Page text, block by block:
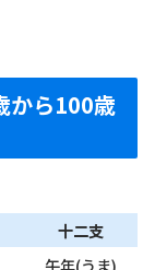
から100歳
十二支